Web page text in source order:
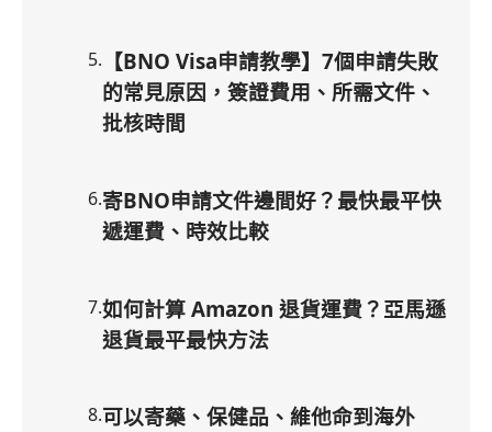
5. 【BNO Visa申請教學】7個申請失敗
的常見原因，簽證費用、所需文件、
批核時間
6.寄BNO申請文件邊間好？最快最平快
遞運費、時效比較
7.如何計算 Amazon 退貨運費？亞馬遜
退貨最平最快方法
8.可以寄藥、保健品、維他命到海外